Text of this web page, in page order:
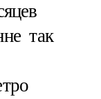
так